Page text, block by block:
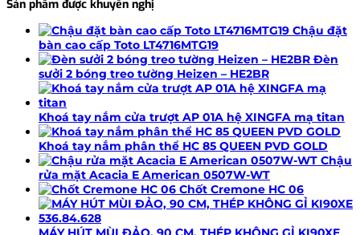
Sản phẩm được khuyến nghị
Chậu đặt
bàn cao cấp Toto LT4716MTG19
Đèn
sưởi 2 bóng treo tường Heizen – HE2BR
Khoá tay nắm cửa trượt AP 01A hệ XINGFA mạ titan
Khoá tay nắm phân thể HC 85 QUEEN PVD GOLD
Chậu
rửa mặt Acacia E American 0507W-WT
Chốt Cremone HC 06